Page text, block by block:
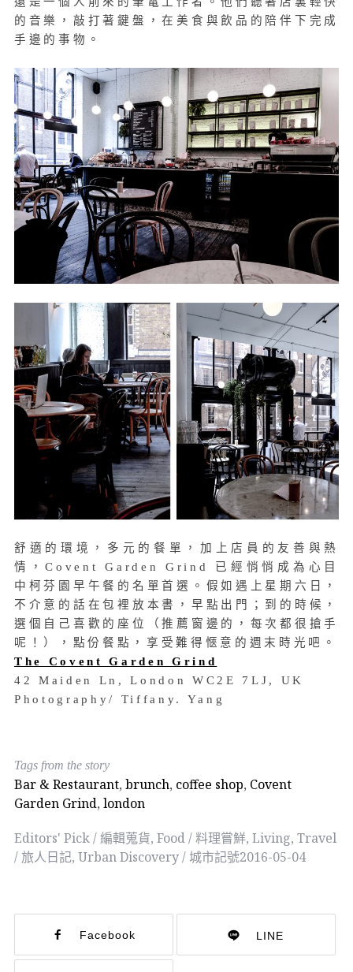
的音樂，敲打著鍵盤，在美食與飲品的陪伴下完成
手邊的事物。
舒適的環境，多元的餐單，加上店員的友善與熱
情，Covent Garden Grind 已經悄悄成為心目
中柯芬園早午餐的名單首選。假如遇上星期六日，
不介意的話在包裡放本書，早點出門；到的時候，
選個自己喜歡的座位（推薦窗邊的，每次都很搶手
呢！），點份餐點，享受難得愜意的週末時光吧。
The Covent Garden Grind
42 Maiden Ln, London WC2E 7LJ, UK
Photography/ Tiffany. Yang
Tags from the story
Bar & Restaurant, brunch, coffee shop, Covent
Garden Grind, london
Editors' Pick / 編輯蒐貨, Food / 料理嘗鮮, Living, Travel
/ 旅人日記, Urban Discovery / 城市記號2016-05-04
Facebook LINE